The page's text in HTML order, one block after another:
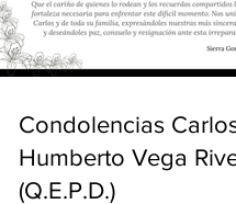
Condolencias
Humberto Vega
(Q.E.P.D.)